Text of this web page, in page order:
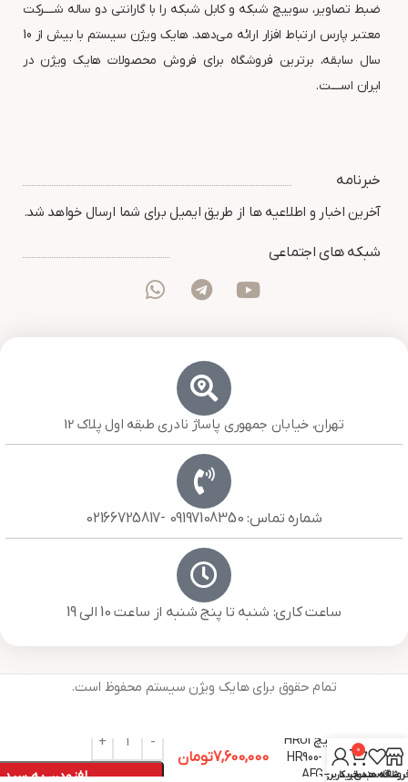
ضبط تصاویر، سوییچ شبکه و کابل شبکه را با گارانتی دو ساله شــــرکت
معتبر پارس ارتباط افزار ارائه می‌دهد. هایک ویژن سیستم با بیش از 10
سال سابقه، برترین فروشگاه برای فروش محصولات هایک ویژن در
ایران اســــت.
خبرنامه
آخرین اخبار و اطلاعیه ها از طریق ایمیل برای شما ارسال خواهد شد.
شبکه های اجتماعی
تهران، خیابان جمهوری پاساژ نادری طبقه اول پلاک 12
شماره تماس: 09197108350 -02166725817
ساعت کاری: شنبه تا پنج شنبه از ساعت 10 الی 19
تمام حقوق برای هایک ویژن سیستم محفوظ است.
سوئیچ HRUI
مدل HR900-
AFG-42N
7,600,000تومان
افزودن به سبد
علاقه مندی
0
سبد خرید
حساب کاربری من